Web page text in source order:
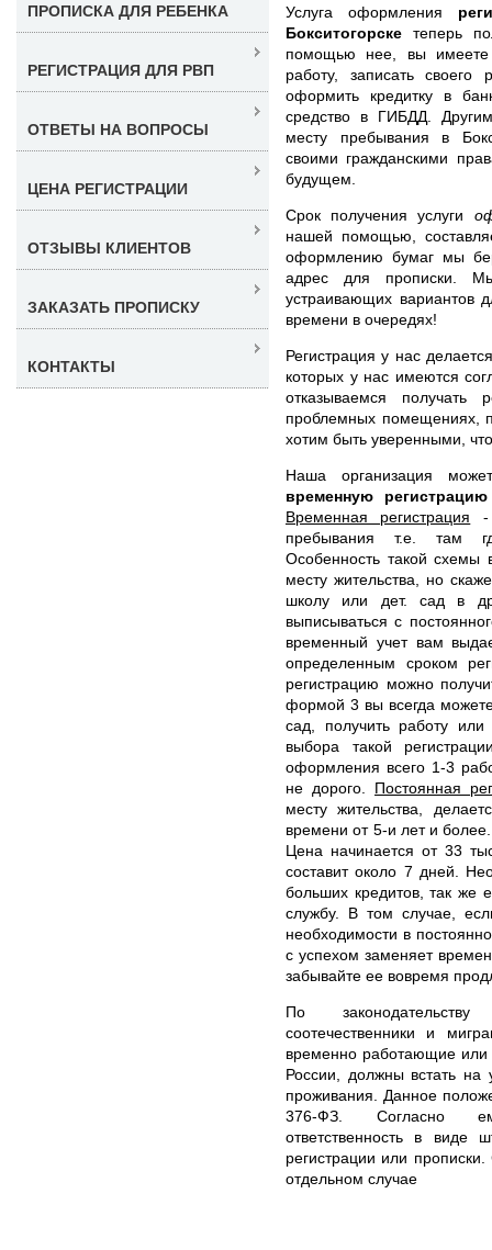
Услуга оформления
Бокситогорске теперь
помощью нее, вы имеете
работу, записать
оформить кредитку в
средство в ГИБДД.
месту пребывания в
своими гражданскими
будущем.
Срок получения услуги
нашей помощью,
оформлению бумаг мы
адрес для прописки.
устраивающих вариантов
времени в очередях!
Регистрация у нас
которых у нас имеются
отказываемся получать
проблемных помещениях,
хотим быть уверенными,
Наша организация
временную
Временная регистрация -
пребывания т.е. там
Особенность такой схемы
месту жительства, но
школу или дет. сад в
выписываться с
временный учет вам
определенным сроком
регистрацию можно
формой 3 вы всегда
сад, получить работу
выбора такой
оформления всего 1-3
не дорого. Постоянная
месту жительства,
времени от 5-и лет и
Цена начинается от 33
составит около 7 дней.
больших кредитов, так же
службу. В том случае,
необходимости в
с успехом заменяет
забывайте ее вовремя
По
соотечественники и
временно работающие
России, должны встать
проживания. Данное
376-ФЗ. Согласно
ответственность в виде
регистрации или
отдельном случае
ПРОПИСКА ДЛЯ РЕБЕНКА
РЕГИСТРАЦИЯ ДЛЯ РВП
ОТВЕТЫ НА ВОПРОСЫ
ЦЕНА РЕГИСТРАЦИИ
ОТЗЫВЫ КЛИЕНТОВ
ЗАКАЗАТЬ ПРОПИСКУ
КОНТАКТЫ